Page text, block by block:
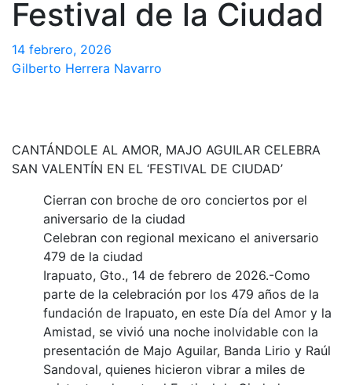
Festival de la Ciudad
14 febrero, 2026
Gilberto Herrera Navarro
CANTÁNDOLE AL AMOR, MAJO AGUILAR CELEBRA
SAN VALENTÍN EN EL ‘FESTIVAL DE CIUDAD’
Cierran con broche de oro conciertos por el
aniversario de la ciudad
Celebran con regional mexicano el aniversario
479 de la ciudad
Irapuato, Gto., 14 de febrero de 2026.-Como
parte de la celebración por los 479 años de la
fundación de Irapuato, en este Día del Amor y la
Amistad, se vivió una noche inolvidable con la
presentación de Majo Aguilar, Banda Lirio y Raúl
Sandoval, quienes hicieron vibrar a miles de